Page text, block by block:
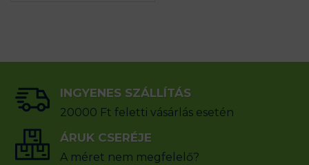
INGYENES SZÁLLÍTÁS
20000 Ft feletti vásárlás esetén
ÁRUK CSERÉJE
A méret nem megfelelő?